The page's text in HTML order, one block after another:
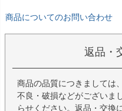
商品についてのお問い合わせ
返品・
商品の品質につきましては
不良・破損などがございま
らせください。返品・交換